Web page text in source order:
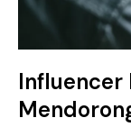
Influencer